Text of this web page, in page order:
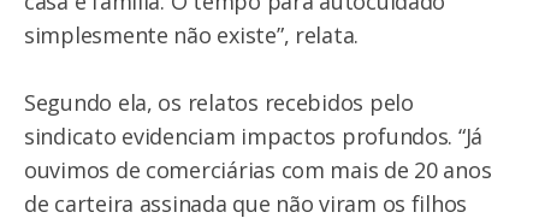
simplesmente não existe”, relata.
Segundo ela, os relatos recebidos pelo
sindicato evidenciam impactos profundos. “Já
ouvimos de comerciárias com mais de 20 anos
de carteira assinada que não viram os filhos